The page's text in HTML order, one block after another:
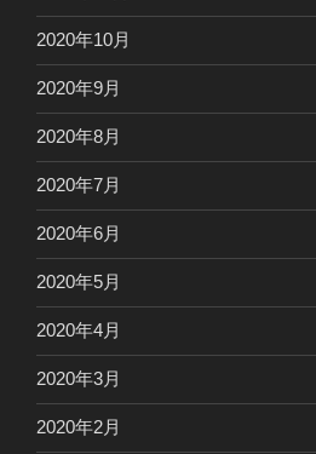
2020年10月
2020年9月
2020年8月
2020年7月
2020年6月
2020年5月
2020年4月
2020年3月
2020年2月